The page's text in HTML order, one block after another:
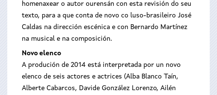
homenaxear o autor ourensán con esta revisión do seu
texto, para a que conta de novo co luso-brasileiro José
Caldas na dirección escénica e con Bernardo Martínez
na musical e na composición.
Novo elenco
A produción de 2014 está interpretada por un novo
elenco de seis actores e actrices (Alba Blanco Taín,
Alberte Cabarcos, Davide González Lorenzo, Ailén